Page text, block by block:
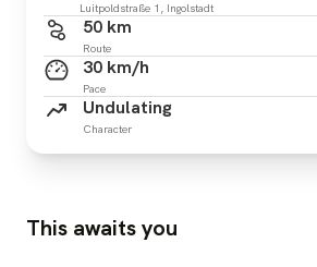
Luitpoldstraße 1, Ingolstadt
50 km
Route
30 km/h
Pace
Undulating
Character
This awaits you